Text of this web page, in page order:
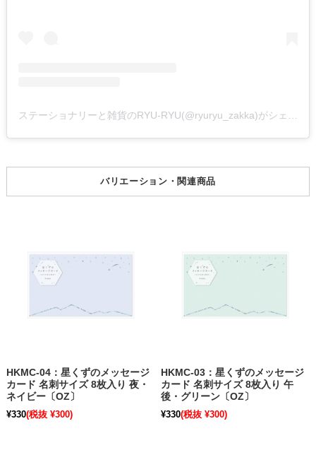
バリエーション・関連商品
HKMC-04：星くずのメッセージ
カード 名刺サイズ 8枚入り 夜・
ネイビー〔OZ〕
¥330(税抜 ¥300)
HKMC-03：星くずのメッセージ
カード 名刺サイズ 8枚入り 午
後・グリーン〔OZ〕
¥330(税抜 ¥300)